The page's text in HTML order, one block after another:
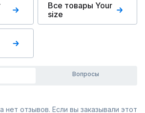
Все товары Your
size
Вопросы
нет отзывов. Если вы заказывали этот